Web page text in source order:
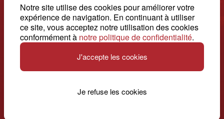
Notre site utilise des cookies pour améliorer votre
expérience de navigation. En continuant à utiliser
ce site, vous acceptez notre utilisation des cookies
conformément à notre politique de confidentialité.
J'accepte les cookies
Je refuse les cookies
Etoiles des Vins du Valais
Avenue de la Gare 2 - CP 144 - 1964 Conthey
+41 27 345 40 80
info@swisswinevalais.ch
Suisse. Naturellement.
© 2026, Swiss Wine Valais
Impressum
français